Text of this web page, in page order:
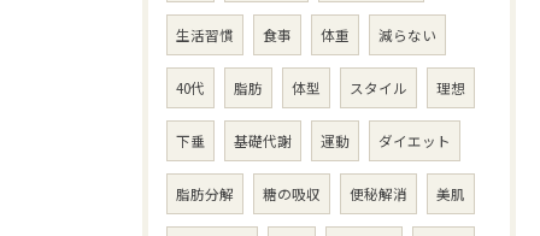
生活習慣 食事 体重 減らない
40代 脂肪 体型 スタイル 理想
下垂 基礎代謝 運動 ダイエット
脂肪分解 糖の吸収 便秘解消 美肌